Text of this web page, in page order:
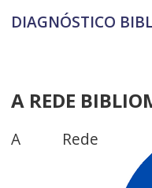
DIAGNÓSTICO
A REDE
A Rede